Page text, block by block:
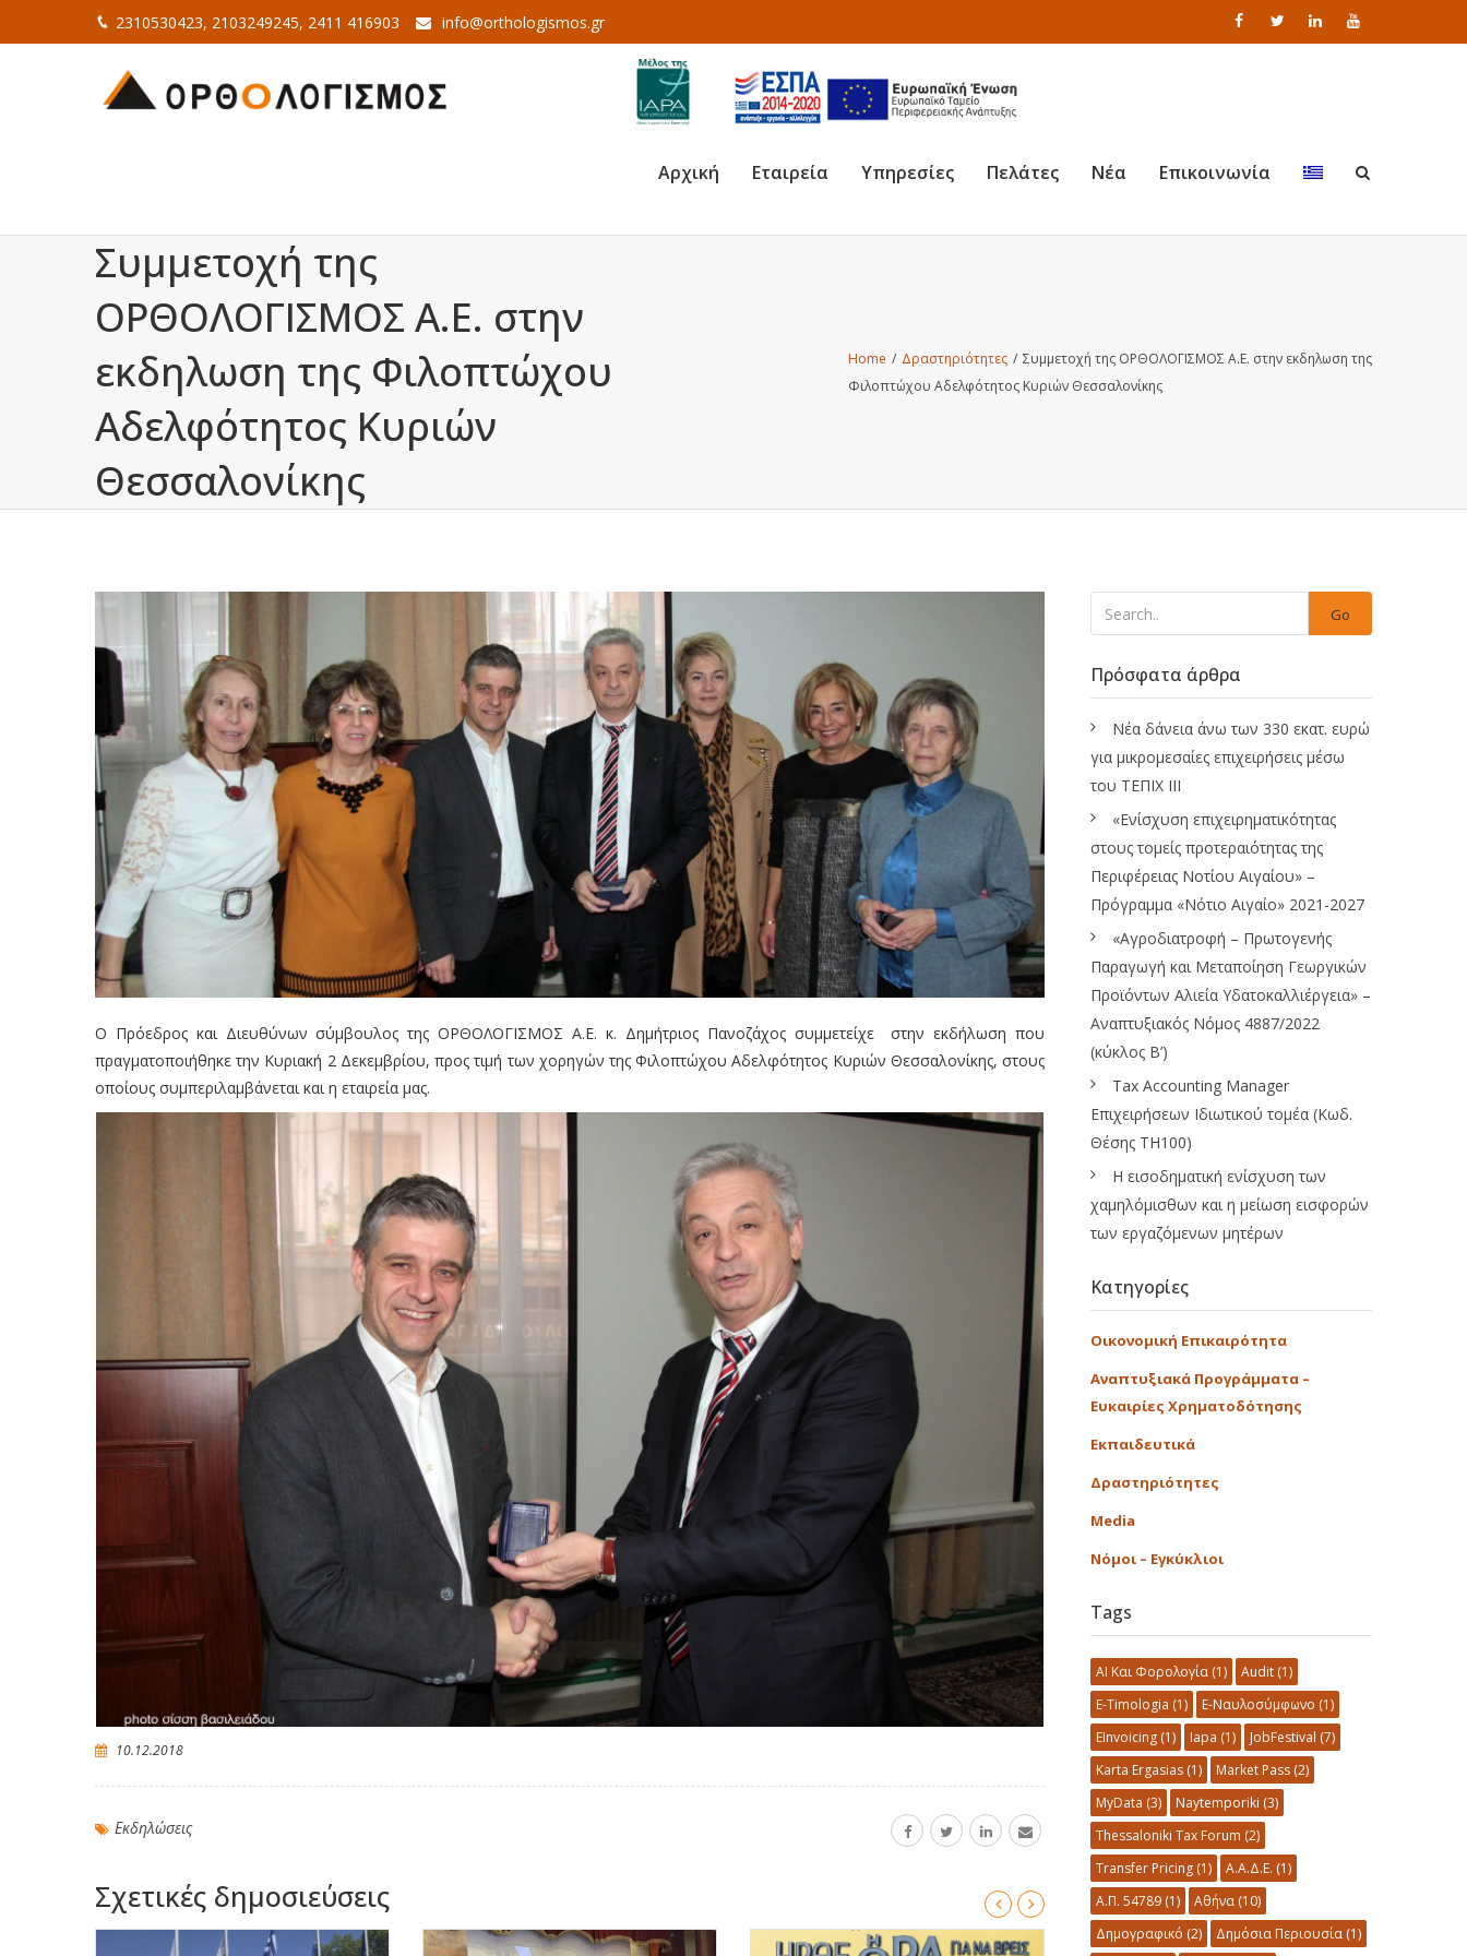
2310530423, 2103249245, 2411 416903 info@orthologismos.gr
Αρχική Εταιρεία Υπηρεσίες Πελάτες Νέα Επικοινωνία
Συμμετοχή της
ΟΡΘΟΛΟΓΙΣΜΟΣ Α.Ε. στην
εκδηλωση της Φιλοπτώχου
Αδελφότητος Κυριών
Θεσσαλονίκης
Home / Δραστηριότητες / Συμμετοχή της ΟΡΘΟΛΟΓΙΣΜΟΣ Α.Ε. στην εκδηλωση της
Φιλοπτώχου Αδελφότητος Κυριών Θεσσαλονίκης
Ο Πρόεδρος και Διευθύνων σύμβουλος της ΟΡΘΟΛΟΓΙΣΜΟΣ Α.Ε. κ. Δημήτριος Πανοζάχος συμμετείχε στην εκδήλωση που
πραγματοποιήθηκε την Κυριακή 2 Δεκεμβρίου, προς τιμή των χορηγών της Φιλοπτώχου Αδελφότητος Κυριών Θεσσαλονίκης, στους
οποίους συμπεριλαμβάνεται και η εταιρεία μας.
10.12.2018
Εκδηλώσεις
Σχετικές δημοσιεύσεις
Go
Πρόσφατα άρθρα
Νέα δάνεια άνω των 330 εκατ. ευρώ
για μικρομεσαίες επιχειρήσεις μέσω
του ΤΕΠΙΧ ΙΙΙ
«Ενίσχυση επιχειρηματικότητας
στους τομείς προτεραιότητας της
Περιφέρειας Νοτίου Αιγαίου» –
Πρόγραμμα «Νότιο Αιγαίο» 2021-2027
«Αγροδιατροφή – Πρωτογενής
Παραγωγή και Μεταποίηση Γεωργικών
Προϊόντων Αλιεία Υδατοκαλλιέργεια» –
Αναπτυξιακός Νόμος 4887/2022
(κύκλος Β’)
Tax Accounting Manager
Επιχειρήσεων Ιδιωτικού τομέα (Κωδ.
Θέσης ΤΗ100)
Η εισοδηματική ενίσχυση των
χαμηλόμισθων και η μείωση εισφορών
των εργαζόμενων μητέρων
Κατηγορίες
Οικονομική Επικαιρότητα
Αναπτυξιακά Προγράμματα –
Ευκαιρίες Χρηματοδότησης
Εκπαιδευτικά
Δραστηριότητες
Media
Νόμοι – Εγκύκλιοι
Tags
AI Και Φορολογία (1) Audit (1)
E-Timologia (1) E-Ναυλοσύμφωνο (1)
EInvoicing (1) Iapa (1) JobFestival (7)
Karta Ergasias (1) Market Pass (2)
MyData (3) Naytemporiki (3)
Thessaloniki Tax Forum (2)
Transfer Pricing (1) Α.Α.Δ.Ε. (1)
Α.Π. 54789 (1) Αθήνα (10)
Δημογραφικό (2) Δημόσια Περιουσία (1)